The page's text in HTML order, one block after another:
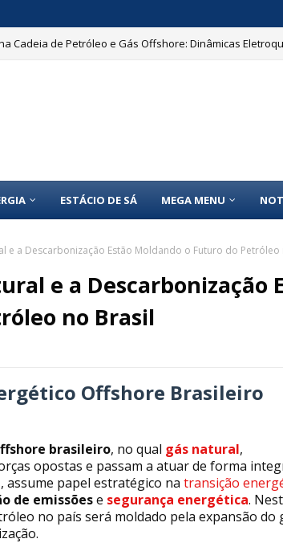
Cadeia de Petróleo e Gás Offshore: Dinâmicas
ESTÁCIO DE SÁ MEGA MENU
e a Descarbonização Estão Moldando o Futuro do Petróleo
e a Descarbonização
no Brasil
Offshore Brasileiro
brasileiro, no qual gás natural,
opostas e passam a atuar de forma
, assume papel estratégico na transição
de emissõese segurança energética.
no país será moldado pela expansão do